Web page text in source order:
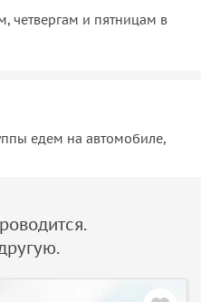
четвергам и пятницам в
едем на автомобиле,